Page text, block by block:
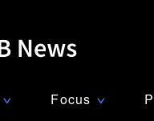
∨ Focus ∨